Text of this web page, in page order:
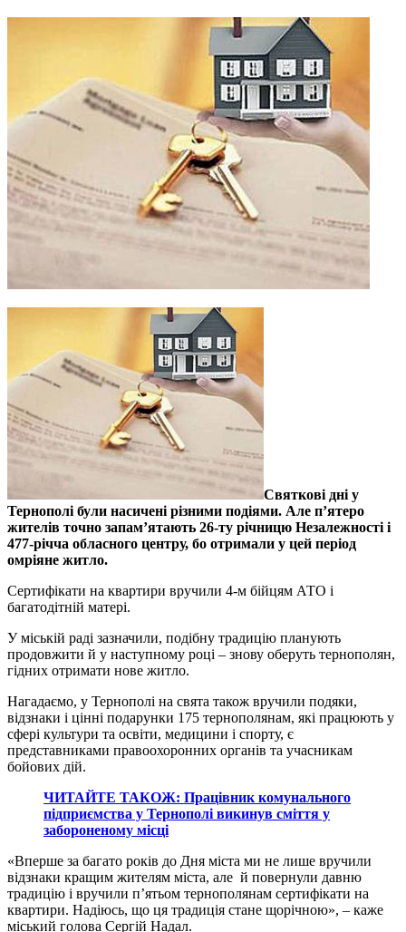
Святкові дні у
Тернополі були насичені різними подіями. Але п’ятеро
жителів точно запам’ятають 26-ту річницю Незалежності і
477-річча обласного центру, бо отримали у цей період
омріяне житло.
Сертифікати на квартири вручили 4-м бійцям АТО і
багатодітній матері.
У міській раді зазначили, подібну традицію планують
продовжити й у наступному році – знову оберуть тернополян,
гідних отримати нове житло.
Нагадаємо, у Тернополі на свята також вручили подяки,
відзнаки і цінні подарунки 175 тернополянам, які працюють у
сфері культури та освіти, медицини і спорту, є
представниками правоохоронних органів та учасникам
бойових дій.
ЧИТАЙТЕ ТАКОЖ: Працівник комунального
підприємства у Тернополі викинув сміття у
забороненому місці
«Вперше за багато років до Дня міста ми не лише вручили
відзнаки кращим жителям міста, але й повернули давню
традицію і вручили п’ятьом тернополянам сертифікати на
квартири. Надіюсь, що ця традиція стане щорічною», – каже
міський голова Сергій Надал.